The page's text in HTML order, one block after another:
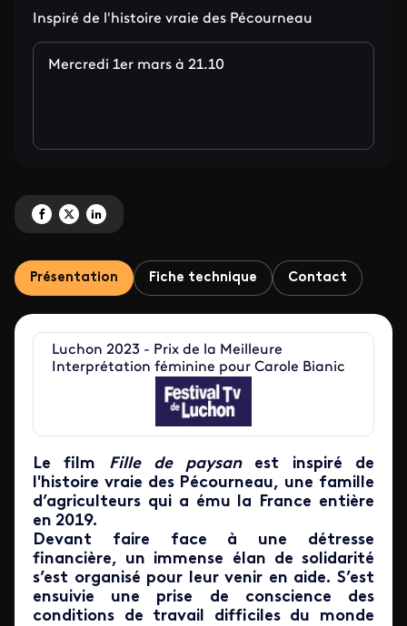
Inspiré de l'histoire vraie des Pécourneau
Mercredi 1er mars à 21.10
Partagez 'Fille de paysan' sur Facebook
Partagez 'Fille de paysan' sur X
Partagez 'Fille de paysan' sur LinkedIn
Présentation Fiche technique Contact
Luchon 2023 - Prix de la Meilleure
Interprétation féminine pour Carole Bianic
Le film Fille de paysan est inspiré de
l'histoire vraie des Pécourneau, une famille
d’agriculteurs qui a ému la France entière
en 2019.
Devant faire face à une détresse
financière, un immense élan de solidarité
s’est organisé pour leur venir en aide. S’est
ensuivie une prise de conscience des
conditions de travail difficiles du monde